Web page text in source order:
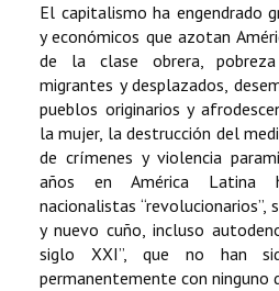
El capitalismo ha engendrado
y económicos que azotan
de la clase obrera,
migrantes y desplazados,
pueblos originarios y
la mujer, la destrucción del
de crímenes y violencia
años en América Latina
nacionalistas
y nuevo cuño, incluso
siglo XXI”, que no han
permanentemente con ninguno